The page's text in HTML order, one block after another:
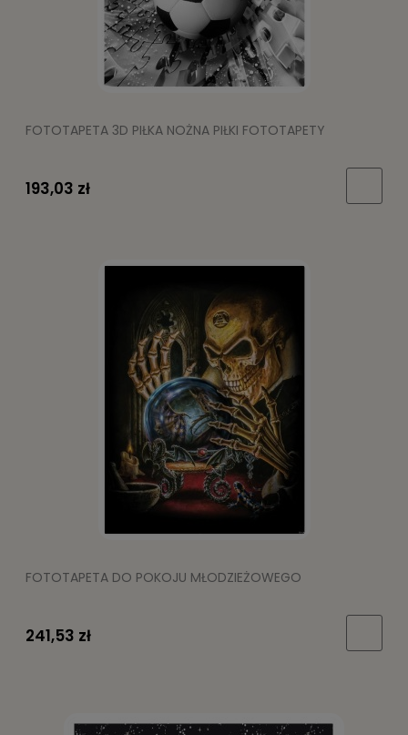
FOTOTAPETA 3D PIŁKA NOŻNA PIŁKI FOTOTAPETY
193,03 zł
FOTOTAPETA DO POKOJU MŁODZIEŻOWEGO
241,53 zł